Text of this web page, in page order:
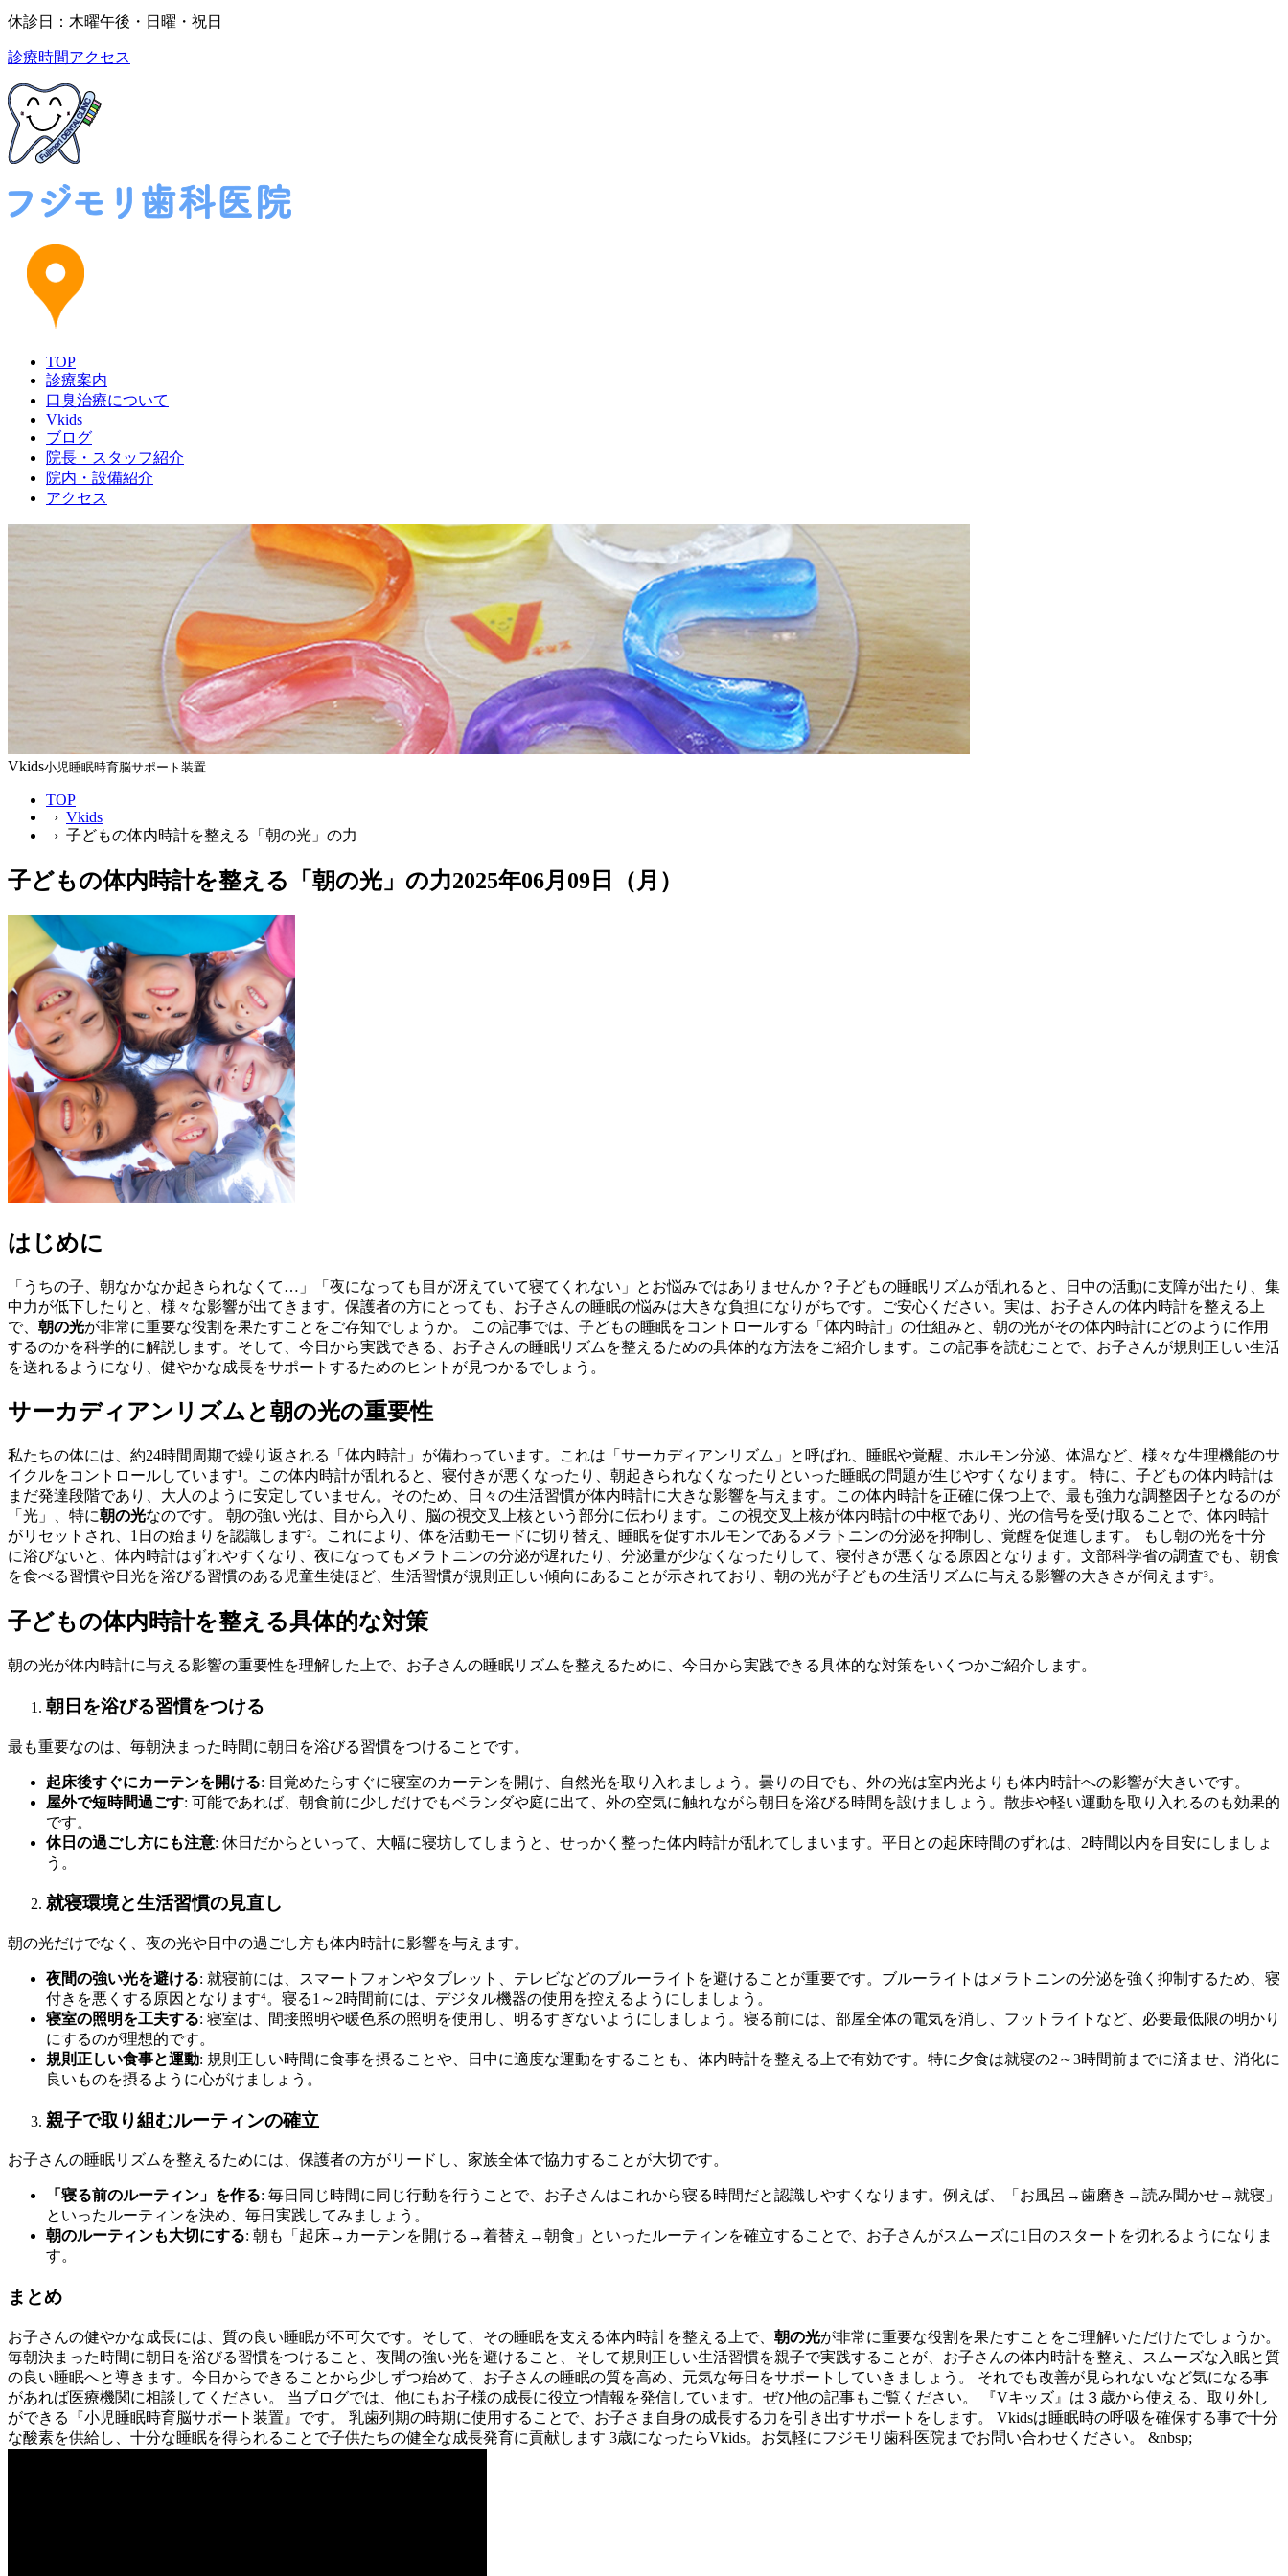
休診日：木曜午後・日曜・祝日
診療時間アクセス
TOP
診療案内
口臭治療について
Vkids
ブログ
院長・スタッフ紹介
院内・設備紹介
アクセス
Vkids小児睡眠時育脳サポート装置
TOP
› Vkids
› 子どもの体内時計を整える「朝の光」の力
子どもの体内時計を整える「朝の光」の力2025年06月09日（月）
はじめに
「うちの子、朝なかなか起きられなくて…」「夜になっても目が冴えていて寝てくれない」とお悩みではありませんか？子どもの睡眠リズムが乱れると、日中の活動に支障が出たり、集
中力が低下したりと、様々な影響が出てきます。保護者の方にとっても、お子さんの睡眠の悩みは大きな負担になりがちです。ご安心ください。実は、お子さんの体内時計を整える上
で、 朝の光が非常に重要な役割を果たすことをご存知でしょうか。 この記事では、子どもの睡眠をコントロールする「体内時計」の仕組みと、朝の光がその体内時計にどのように作用
するのかを科学的に解説します。そして、今日から実践できる、お子さんの睡眠リズムを整えるための具体的な方法をご紹介します。この記事を読むことで、お子さんが規則正しい生活
を送れるようになり、健やかな成長をサポートするためのヒントが見つかるでしょう。
サーカディアンリズムと朝の光の重要性
私たちの体には、約24時間周期で繰り返される「体内時計」が備わっています。これは「サーカディアンリズム」と呼ばれ、睡眠や覚醒、ホルモン分泌、体温など、様々な生理機能のサ
イクルをコントロールしています¹。この体内時計が乱れると、寝付きが悪くなったり、朝起きられなくなったりといった睡眠の問題が生じやすくなります。 特に、子どもの体内時計は
まだ発達段階であり、大人のように安定していません。そのため、日々の生活習慣が体内時計に大きな影響を与えます。この体内時計を正確に保つ上で、最も強力な調整因子となるのが
「光」、特に朝の光なのです。 朝の強い光は、目から入り、脳の視交叉上核という部分に伝わります。この視交叉上核が体内時計の中枢であり、光の信号を受け取ることで、体内時計
がリセットされ、1日の始まりを認識します²。これにより、体を活動モードに切り替え、睡眠を促すホルモンであるメラトニンの分泌を抑制し、覚醒を促進します。 もし朝の光を十分
に浴びないと、体内時計はずれやすくなり、夜になってもメラトニンの分泌が遅れたり、分泌量が少なくなったりして、寝付きが悪くなる原因となります。文部科学省の調査でも、朝食
を食べる習慣や日光を浴びる習慣のある児童生徒ほど、生活習慣が規則正しい傾向にあることが示されており、朝の光が子どもの生活リズムに与える影響の大きさが伺えます³。
子どもの体内時計を整える具体的な対策
朝の光が体内時計に与える影響の重要性を理解した上で、お子さんの睡眠リズムを整えるために、今日から実践できる具体的な対策をいくつかご紹介します。
朝日を浴びる習慣をつける
最も重要なのは、毎朝決まった時間に朝日を浴びる習慣をつけることです。
起床後すぐにカーテンを開ける: 目覚めたらすぐに寝室のカーテンを開け、自然光を取り入れましょう。曇りの日でも、外の光は室内光よりも体内時計への影響が大きいです。
屋外で短時間過ごす: 可能であれば、朝食前に少しだけでもベランダや庭に出て、外の空気に触れながら朝日を浴びる時間を設けましょう。散歩や軽い運動を取り入れるのも効果的
です。
休日の過ごし方にも注意: 休日だからといって、大幅に寝坊してしまうと、せっかく整った体内時計が乱れてしまいます。平日との起床時間のずれは、2時間以内を目安にしましょ
う。
就寝環境と生活習慣の見直し
朝の光だけでなく、夜の光や日中の過ごし方も体内時計に影響を与えます。
夜間の強い光を避ける: 就寝前には、スマートフォンやタブレット、テレビなどのブルーライトを避けることが重要です。ブルーライトはメラトニンの分泌を強く抑制するため、寝
付きを悪くする原因となります⁴。寝る1～2時間前には、デジタル機器の使用を控えるようにしましょう。
寝室の照明を工夫する: 寝室は、間接照明や暖色系の照明を使用し、明るすぎないようにしましょう。寝る前には、部屋全体の電気を消し、フットライトなど、必要最低限の明かり
にするのが理想的です。
規則正しい食事と運動: 規則正しい時間に食事を摂ることや、日中に適度な運動をすることも、体内時計を整える上で有効です。特に夕食は就寝の2～3時間前までに済ませ、消化に
良いものを摂るように心がけましょう。
親子で取り組むルーティンの確立
お子さんの睡眠リズムを整えるためには、保護者の方がリードし、家族全体で協力することが大切です。
「寝る前のルーティン」を作る: 毎日同じ時間に同じ行動を行うことで、お子さんはこれから寝る時間だと認識しやすくなります。例えば、「お風呂→歯磨き→読み聞かせ→就寝」
といったルーティンを決め、毎日実践してみましょう。
朝のルーティンも大切にする: 朝も「起床→カーテンを開ける→着替え→朝食」といったルーティンを確立することで、お子さんがスムーズに1日のスタートを切れるようになりま
す。
まとめ
お子さんの健やかな成長には、質の良い睡眠が不可欠です。そして、その睡眠を支える体内時計を整える上で、 朝の光が非常に重要な役割を果たすことをご理解いただけたでしょうか。
毎朝決まった時間に朝日を浴びる習慣をつけること、夜間の強い光を避けること、そして規則正しい生活習慣を親子で実践することが、お子さんの体内時計を整え、スムーズな入眠と質
の良い睡眠へと導きます。今日からできることから少しずつ始めて、お子さんの睡眠の質を高め、元気な毎日をサポートしていきましょう。 それでも改善が見られないなど気になる事
があれば医療機関に相談してください。 当ブログでは、他にもお子様の成長に役立つ情報を発信しています。ぜひ他の記事もご覧ください。 『Vキッズ』は３歳から使える、取り外し
ができる『小児睡眠時育脳サポート装置』です。 乳歯列期の時期に使用することで、お子さま自身の成長する力を引き出すサポートをします。 Vkidsは睡眠時の呼吸を確保する事で十分
な酸素を供給し、十分な睡眠を得られることで子供たちの健全な成長発育に貢献します 3歳になったらVkids。お気軽にフジモリ歯科医院までお問い合わせください。 &nbsp;